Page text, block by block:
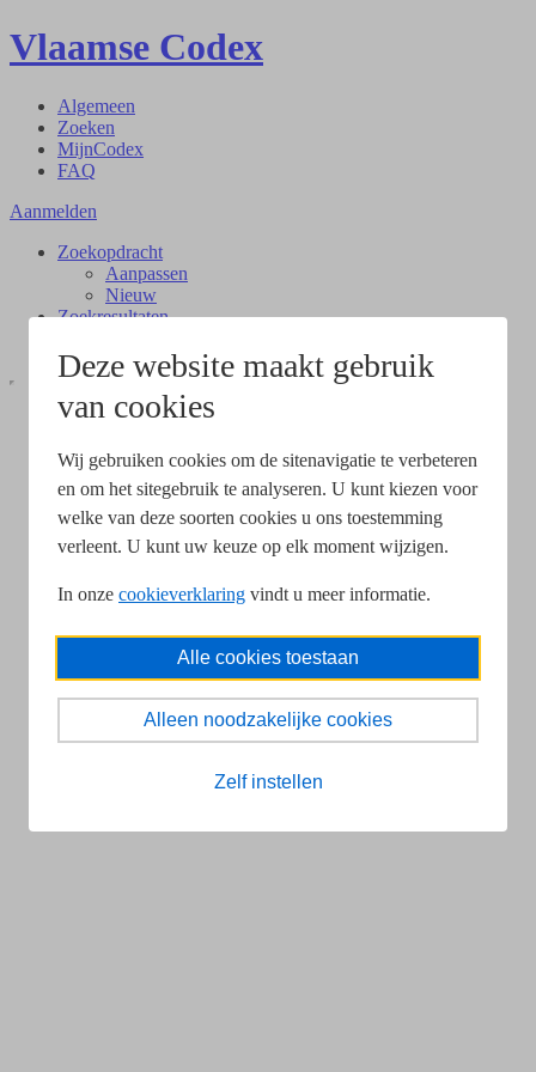
Deze website maakt gebruik
van cookies
Wij gebruiken cookies om de sitenavigatie te verbeteren
en om het sitegebruik te analyseren. U kunt kiezen voor
welke van deze soorten cookies u ons toestemming
verleent. U kunt uw keuze op elk moment wijzigen.
In onze cookieverklaring vindt u meer informatie.
Alle cookies toestaan
Alleen noodzakelijke cookies
Zelf instellen
Vlaamse Codex
Algemeen
Zoeken
MijnCodex
FAQ
Aanmelden
Zoekopdracht
Aanpassen
Nieuw
Zoekresultaten